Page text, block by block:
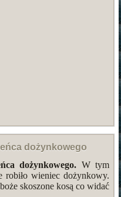
dożynkowego
dożynkowego. W tym
wieniec dożynkowy.
skoszone kosą co widać